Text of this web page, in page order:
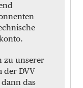
zu unserer
der DVV
das